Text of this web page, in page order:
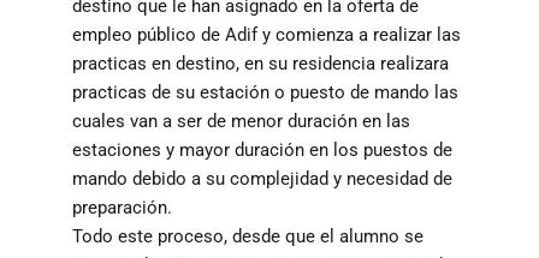
destino que le han asignado en la oferta de
empleo público de Adif y comienza a realizar las
practicas en destino, en su residencia realizara
practicas de su estación o puesto de mando las
cuales van a ser de menor duración en las
estaciones y mayor duración en los puestos de
mando debido a su complejidad y necesidad de
preparación.
Todo este proceso, desde que el alumno se